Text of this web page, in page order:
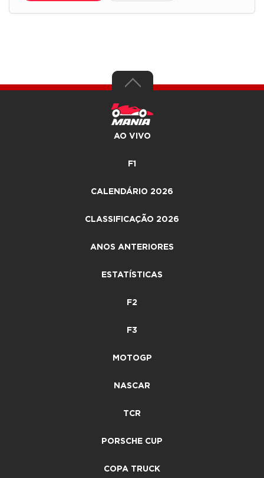
AO VIVO
F1
CALENDÁRIO 2026
CLASSIFICAÇÃO 2026
ANOS ANTERIORES
ESTATÍSTICAS
F2
F3
MOTOGP
NASCAR
TCR
PORSCHE CUP
COPA TRUCK